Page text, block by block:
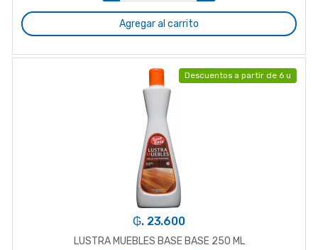
Agregar al carrito
Descuentos a partir de 6 u
₲. 23.600
LUSTRA MUEBLES BASE BASE 250 ML